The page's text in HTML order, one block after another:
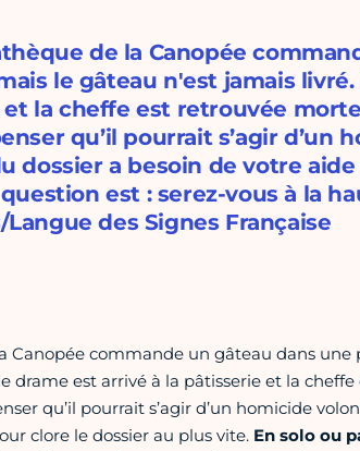
de la Canopée
le gâteau n'est jamais
la cheffe est retrouvée
qu’il pourrait s’agir d’un
dossier a besoin de votre
est : serez-vous à la
des Signes Française
Canopée commande un gâteau dans une
drame est arrivé à la pâtisserie et la
qu’il pourrait s’agir d’un homicide
clore le dossier au plus vite. En solo ou